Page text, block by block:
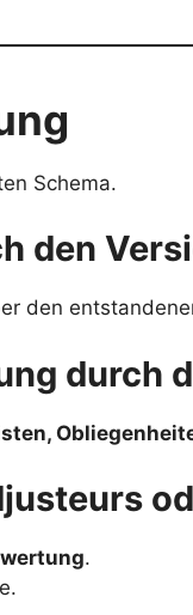
Schema.
den
den
durch
.